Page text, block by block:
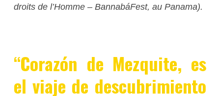
droits de l’Homme – BannabáFest, au Panama).
“Corazón de Mezquite, es
el viaje de descubrimiento